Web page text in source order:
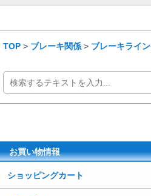
TOP > ブレーキ関係 > ブレーキライン
お買い物情報
ショッピングカート